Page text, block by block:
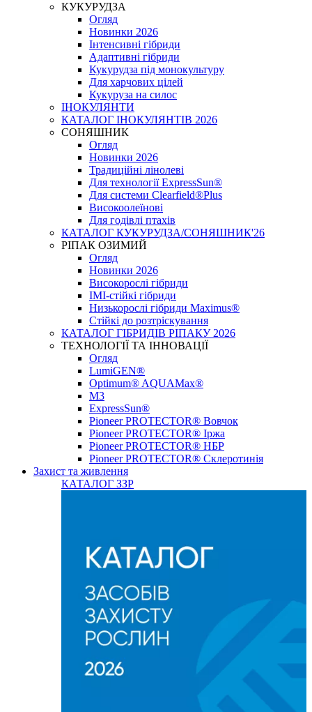
КУКУРУДЗА
Огляд
Новинки 2026
Інтенсивні гібриди
Адаптивні гібриди
Кукурудза під монокультуру
Для харчових цілей
Кукуруза на силос
ІНОКУЛЯНТИ
КАТАЛОГ ІНОКУЛЯНТІВ 2026
СОНЯШНИК
Огляд
Новинки 2026
Традиційні лінолеві
Для технології ExpressSun®
Для системи Clearfield®Plus
Високоолеїнові
Для годівлі птахів
КАТАЛОГ КУКУРУДЗА/СОНЯШНИК'26
РІПАК ОЗИМИЙ
Огляд
Новинки 2026
Високорослі гібриди
IMI-стійкі гібриди
Низькорослі гібриди Maximus®
Стійкі до розтріскування
КАТАЛОГ ГІБРИДІВ РІПАКУ 2026
ТЕХНОЛОГІЇ ТА ІННОВАЦІЇ
Огляд
LumiGEN®
Optimum® AQUAMax®
М3
ExpressSun®
Pioneer PROTECTOR® Вовчок
Pioneer PROTECTOR® Іржа
Pioneer PROTECTOR® НБР
Pioneer PROTECTOR® Склеротинія
Захист та живлення
КАТАЛОГ ЗЗР